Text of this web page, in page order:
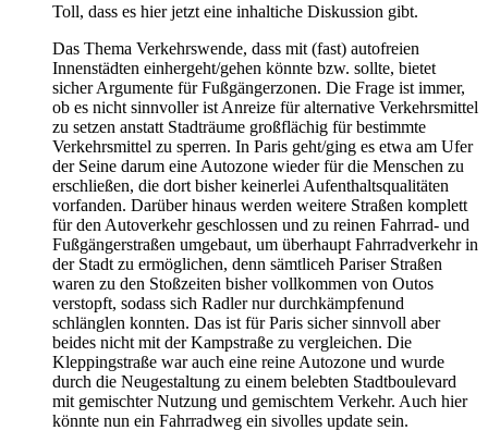
Toll, dass es hier jetzt eine inhaltiche Diskussion gibt.
Das Thema Verkehrswende, dass mit (fast) autofreien
Innenstädten einhergeht/gehen könnte bzw. sollte, bietet
sicher Argumente für Fußgängerzonen. Die Frage ist immer,
ob es nicht sinnvoller ist Anreize für alternative Verkehrsmittel
zu setzen anstatt Stadträume großflächig für bestimmte
Verkehrsmittel zu sperren. In Paris geht/ging es etwa am Ufer
der Seine darum eine Autozone wieder für die Menschen zu
erschließen, die dort bisher keinerlei Aufenthaltsqualitäten
vorfanden. Darüber hinaus werden weitere Straßen komplett
für den Autoverkehr geschlossen und zu reinen Fahrrad- und
Fußgängerstraßen umgebaut, um überhaupt Fahrradverkehr in
der Stadt zu ermöglichen, denn sämtliceh Pariser Straßen
waren zu den Stoßzeiten bisher vollkommen von Outos
verstopft, sodass sich Radler nur durchkämpfenund
schlänglen konnten. Das ist für Paris sicher sinnvoll aber
beides nicht mit der Kampstraße zu vergleichen. Die
Kleppingstraße war auch eine reine Autozone und wurde
durch die Neugestaltung zu einem belebten Stadtboulevard
mit gemischter Nutzung und gemischtem Verkehr. Auch hier
könnte nun ein Fahrradweg ein sivolles update sein.